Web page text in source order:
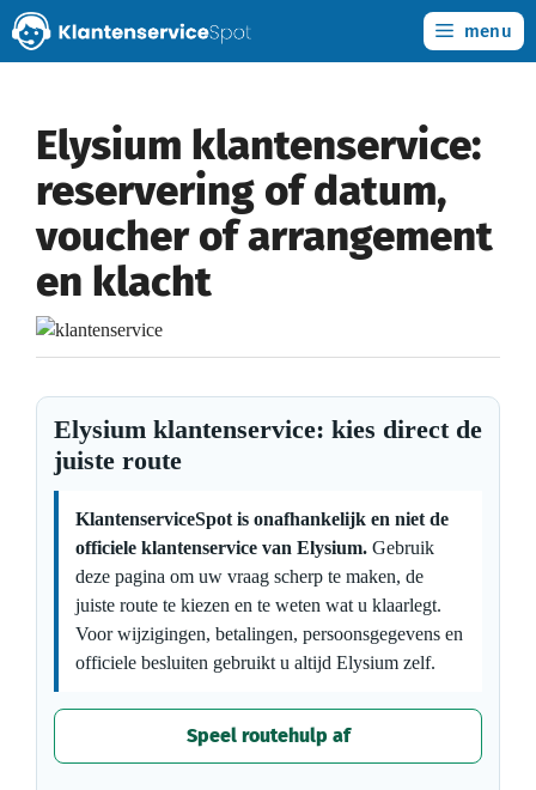
Ga
naar
menu
Elysium klantenservice:
reservering of datum,
voucher of arrangement
en klacht
Elysium klantenservice: kies direct de
juiste route
KlantenserviceSpot is onafhankelijk en niet de
officiele klantenservice van Elysium. Gebruik
deze pagina om uw vraag scherp te maken, de
juiste route te kiezen en te weten wat u klaarlegt.
Voor wijzigingen, betalingen, persoonsgegevens en
officiele besluiten gebruikt u altijd Elysium zelf.
Speel routehulp af